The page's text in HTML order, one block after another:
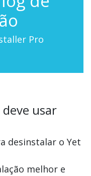
Pro
usar
desinstalar o Yet
melhor e